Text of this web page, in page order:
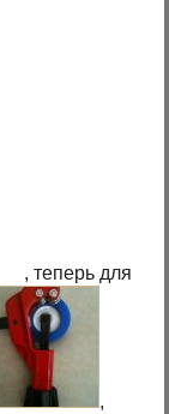
, теперь для
,